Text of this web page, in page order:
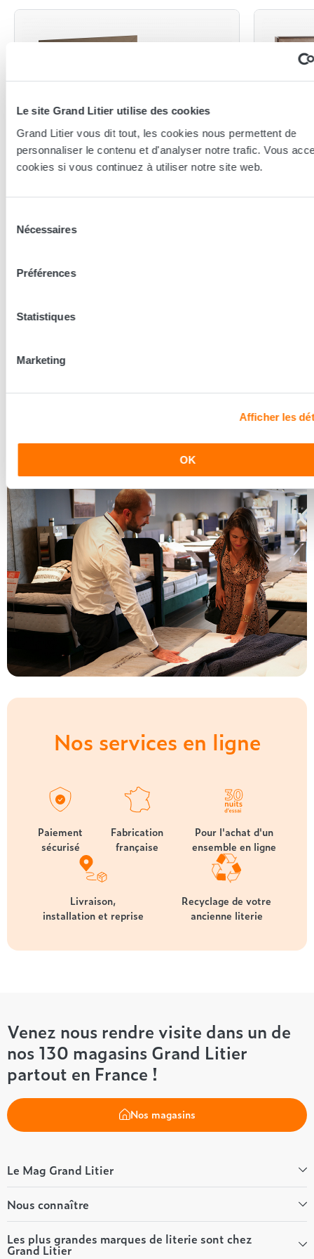
Le site Grand Litier utilise des cookies
Grand Litier vous dit tout, les cookies nous permettent de
personnaliser le contenu et d'analyser notre trafic. Vous
cookies si vous continuez à utiliser notre site web.
Nécessaires
Préférences
Statistiques
Marketing
Afficher les
OK
Andre Renault
140x190 (2 personnes)
1 649,00 €
Andre
mieux découvrir vos besoins et vous conseiller la literie
Découvrir les coulisses
Nos services en ligne
Paiement
sécurisé
Fabrication
française
Pour l'achat d'un
ensemble en ligne
Livraison,
installation et reprise
Recyclage de votre
ancienne literie
Venez nous rendre visite dans un de
nos 130 magasins Grand Litier
partout en France !
Nos magasins
Le Mag Grand Litier
Bien-être
Conseils literie
Tous les articles du Mag
Tous nos guides
Nous connaître
Qui sommes-nous ?
Nos valeurs
Les plus grandes marques de literie sont chez
Grand Litier